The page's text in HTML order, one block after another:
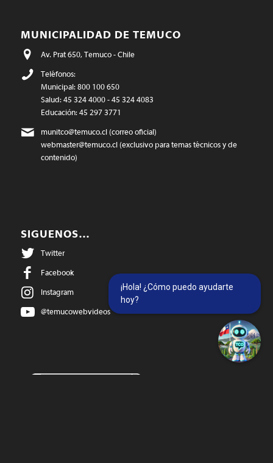
MUNICIPALIDAD DE TEMUCO
Av. Prat 650, Temuco - Chile
Teléfonos:
Municipal: 800 100 650
Salud: 45 324 4000 - 45 324 4083
Educación: 45 297 3771
munitco@temuco.cl(correo oficial)
webmaster@temuco.cl(exclusivo para temas técnicos y de
contenido)
SIGUENOS…
Twitter
Facebook
Instagram
@temucowebvideos
¡Hola! ¿Cómo puedo ayudarte
hoy?